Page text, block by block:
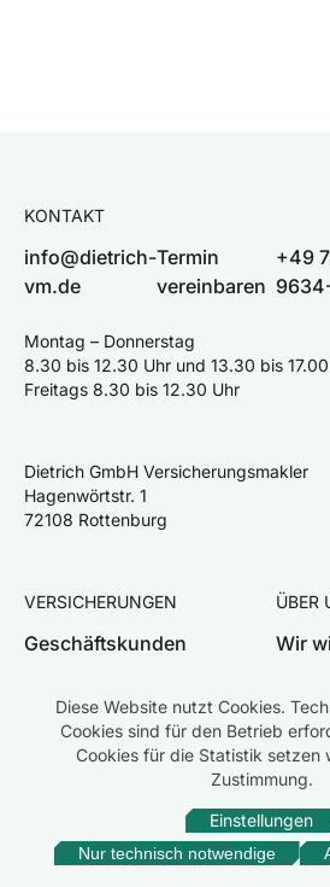
KONTAKT
info@dietrich-
vm.de
Termin
vereinbaren
+49
Montag – Donnerstag
8.30 bis 12.30 Uhr und 13.30 bis
Freitags 8.30 bis 12.30 Uhr
Dietrich GmbH Versicherungsmakler
Hagenwörtstr. 1
72108 Rottenburg
VERSICHERUNGEN
Geschäftskunden
Schaden melden
ÜBER
Wir
DatenschutzRechtliche
Beschwerden
Diese Website nutzt Cookies.
Cookies sind für den Betrieb
Cookies für die Statistik setzen
Zustimmung.
Einstellungen
Nur technisch notwendige